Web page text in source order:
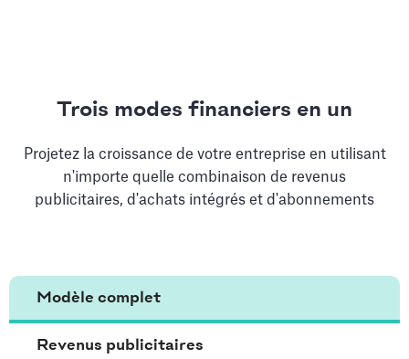
Trois modes financiers en un
Projetez la croissance de votre entreprise en utilisant
n'importe quelle combinaison de revenus
publicitaires, d'achats intégrés et d'abonnements
Modèle complet
Revenus publicitaires